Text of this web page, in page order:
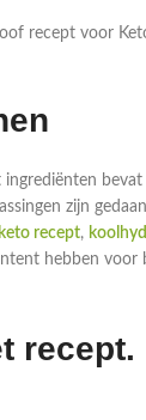
recept voor
bevat
zijn
keto recept,
hebben voor
recept.